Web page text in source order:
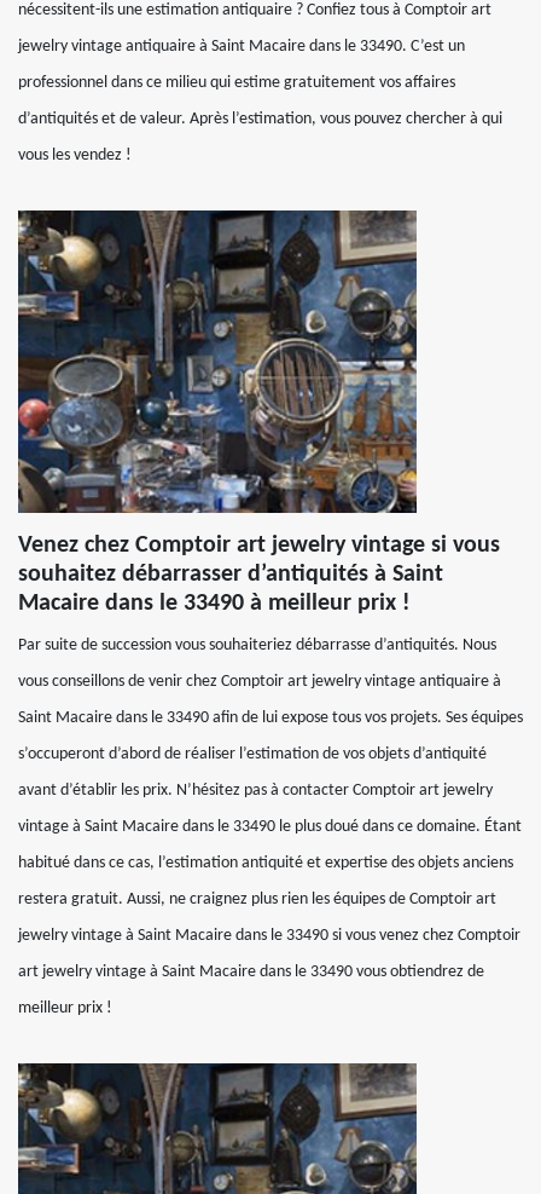
nécessitent-ils une estimation antiquaire ? Confiez tous à Comptoir art
jewelry vintage antiquaire à Saint Macaire dans le 33490. C’est un
professionnel dans ce milieu qui estime gratuitement vos affaires
d’antiquités et de valeur. Après l’estimation, vous pouvez chercher à qui
vous les vendez !
Venez chez Comptoir art jewelry vintage si vous
souhaitez débarrasser d’antiquités à Saint
Macaire dans le 33490 à meilleur prix !
Par suite de succession vous souhaiteriez débarrasse d’antiquités. Nous
vous conseillons de venir chez Comptoir art jewelry vintage antiquaire à
Saint Macaire dans le 33490 afin de lui expose tous vos projets. Ses équipes
s’occuperont d’abord de réaliser l’estimation de vos objets d’antiquité
avant d’établir les prix. N’hésitez pas à contacter Comptoir art jewelry
vintage à Saint Macaire dans le 33490 le plus doué dans ce domaine. Étant
habitué dans ce cas, l’estimation antiquité et expertise des objets anciens
restera gratuit. Aussi, ne craignez plus rien les équipes de Comptoir art
jewelry vintage à Saint Macaire dans le 33490 si vous venez chez Comptoir
art jewelry vintage à Saint Macaire dans le 33490 vous obtiendrez de
meilleur prix !